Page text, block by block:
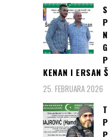
KENAN I ERSAN
25. FEBRUARA 2026